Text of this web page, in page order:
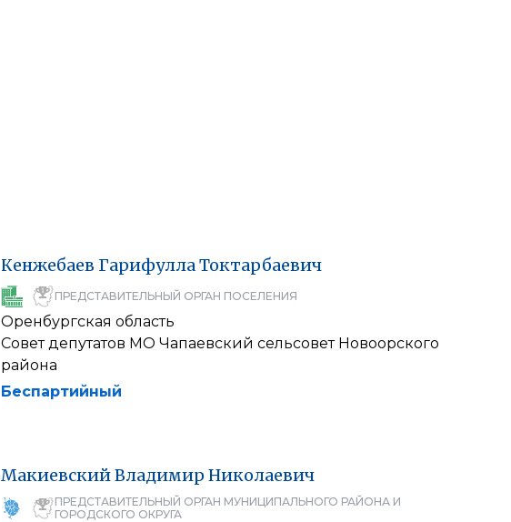
Кенжебаев ГарифуллаТоктарбаевич
ПРЕДСТАВИТЕЛЬНЫЙ ОРГАН ПОСЕЛЕНИЯ
Оренбургская область
Совет депутатов МО Чапаевский сельсовет Новоорского
района
Беспартийный
МакиевскийВладимир Николаевич
ПРЕДСТАВИТЕЛЬНЫЙ ОРГАН МУНИЦИПАЛЬНОГО РАЙОНА И
ГОРОДСКОГО ОКРУГА